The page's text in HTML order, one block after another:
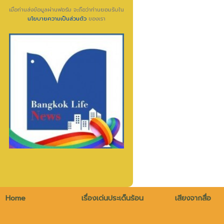
เมื่อท่านส่งข้อมูลผ่านฟอร์ม จะถือว่าท่านยอมรับใน
นโยบายความเป็นส่วนตัว ของเรา
Home เรื่องเด่นประเด็นร้อน เสียงจากสื่อ